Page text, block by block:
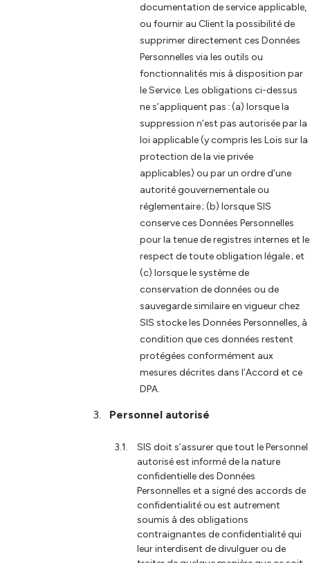
documentation de service applicable,
ou fournir au Client la possibilité de
supprimer directement ces Données
Personnelles via les outils ou
fonctionnalités mis à disposition par
le Service. Les obligations ci-dessus
ne s’appliquent pas : (a) lorsque la
suppression n’est pas autorisée par la
loi applicable (y compris les Lois sur la
protection de la vie privée
applicables) ou par un ordre d’une
autorité gouvernementale ou
réglementaire ; (b) lorsque SIS
conserve ces Données Personnelles
pour la tenue de registres internes et le
respect de toute obligation légale ; et
(c) lorsque le système de
conservation de données ou de
sauvegarde similaire en vigueur chez
SIS stocke les Données Personnelles, à
condition que ces données restent
protégées conformément aux
mesures décrites dans l’Accord et ce
DPA.
Personnel autorisé
SIS doit s’assurer que tout le Personnel
autorisé est informé de la nature
confidentielle des Données
Personnelles et a signé des accords de
confidentialité ou est autrement
soumis à des obligations
contraignantes de confidentialité qui
leur interdisent de divulguer ou de